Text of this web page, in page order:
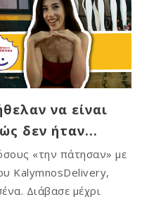
να είναι
δεν ήταν...
«την πάτησαν» με
KalymnosDelivery,
Διάβασε μέχρι